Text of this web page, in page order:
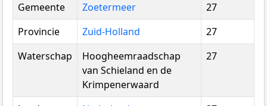
Gemeente
Zoetermeer
27
Provincie
Zuid-Holland
27
Waterschap
Hoogheemraadschap
van Schieland en de
Krimpenerwaard
27